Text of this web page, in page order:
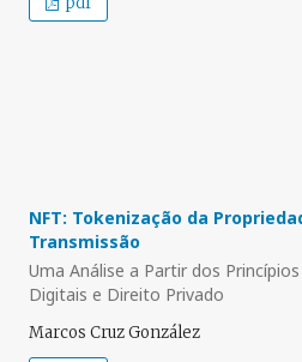
NFT: Tokenização da
Transmissão
Uma Análise a Partir dos
Digitais e Direito Privado
Marcos Cruz González